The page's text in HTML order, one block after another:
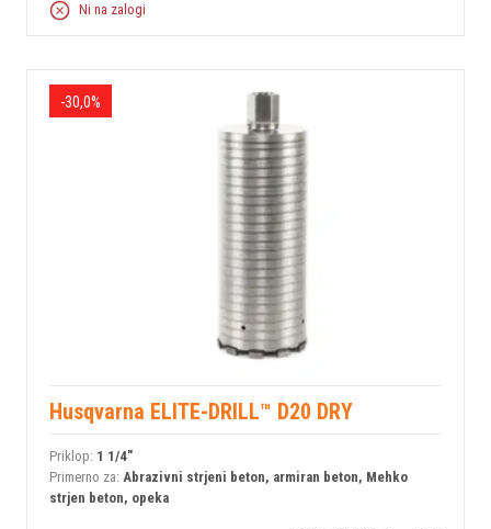
Ni na zalogi
-30,0%
Husqvarna ELITE-DRILL™ D20 DRY
Priklop: 1 1/4"
Primerno za: Abrazivni strjeni beton, armiran beton, Mehko
strjen beton, opeka